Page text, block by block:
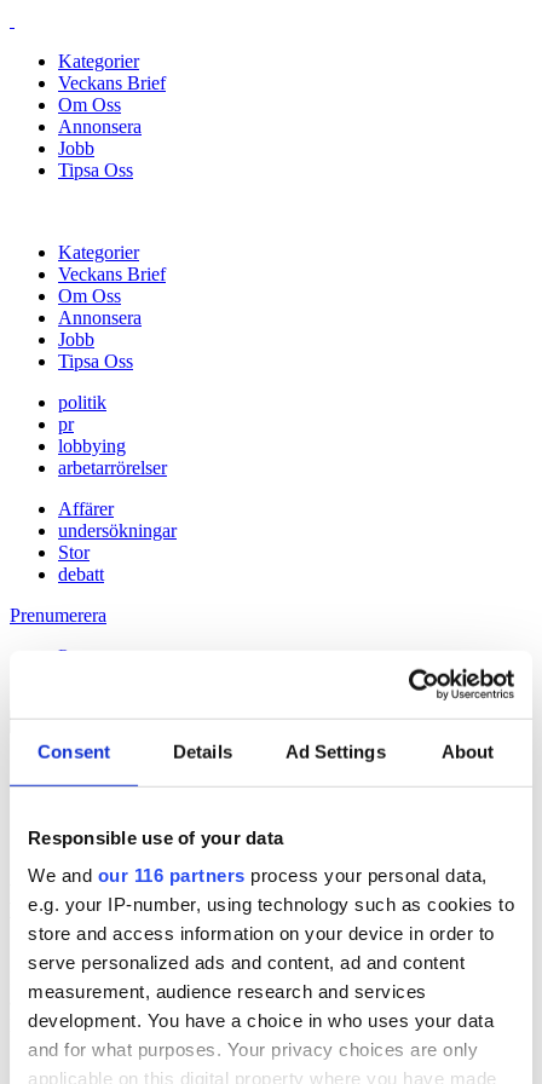
Consent Details Ad Settings About
Responsible use of your data
We and our 116 partners process your personal data,
e.g. your IP-number, using technology such as cookies to
store and access information on your device in order to
serve personalized ads and content, ad and content
measurement, audience research and services
development. You have a choice in who uses your data
and for what purposes. Your privacy choices are only
applicable on this digital property where you have made
Kategorier
Veckans Brief
Om Oss
Annonsera
Jobb
Tipsa Oss
Kategorier
Veckans Brief
Om Oss
Annonsera
Jobb
Tipsa Oss
politik
pr
lobbying
arbetarrörelser
Affärer
undersökningar
Stor
debatt
Prenumerera
Prenumerera
23 Oct 2014
Sjöbo håller i sin tidning
Håll dig uppdaterad med
Veckans Brief!
Få exklusiv tillgång till Veckans Brief, den essentiella läsningen för
alla som driver opinionsbildning och samhällsförändring, genom en
prenumeration på Dagens Opinion.
Grundprenumeration